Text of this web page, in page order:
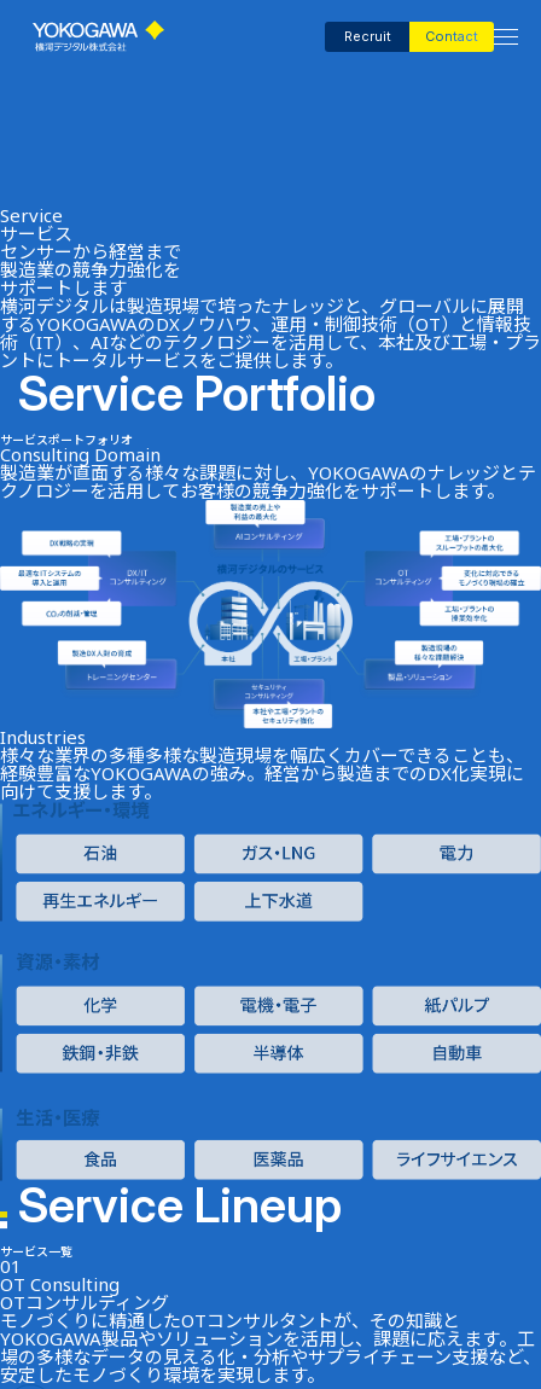
AI First Manufacturing
Consultant
Events＆Media
News
Recruit Contact
Service
サービス
センサーから経営まで
製造業の競争力強化を
サポートします
横河デジタルは製造現場で培ったナレッジと、グローバルに展開
するYOKOGAWAのDXノウハウ、運用・制御技術（OT）と情報技
術（IT）、AIなどのテクノロジーを活用して、本社及び工場・プラ
ントにトータルサービスをご提供します。
Service Portfolio
サービスポートフォリオ
Consulting Domain
製造業が直面する様々な課題に対し、YOKOGAWAのナレッジとテ
クノロジーを活用してお客様の競争力強化をサポートします。
Industries
様々な業界の多種多様な製造現場を幅広くカバーできることも、
経験豊富なYOKOGAWAの強み。経営から製造までのDX化実現に
向けて支援します。
Service Lineup
サービス一覧
01
OT Consulting
OTコンサルティング
モノづくりに精通したOTコンサルタントが、その知識と
YOKOGAWA製品やソリューションを活用し、課題に応えます。工
場の多様なデータの見える化・分析やサプライチェーン支援など、
安定したモノづくり環境を実現します。